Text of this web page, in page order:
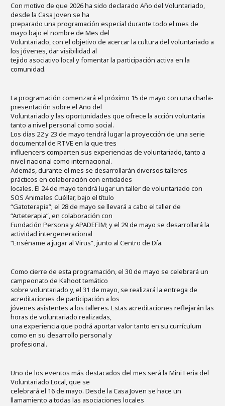
Con motivo de que 2026 ha sido declarado Año del Voluntariado,
desde la Casa Joven se ha
preparado una programación especial durante todo el mes de
mayo bajo el nombre de Mes del
Voluntariado, con el objetivo de acercar la cultura del voluntariado a
los jóvenes, dar visibilidad al
tejido asociativo local y fomentar la participación activa en la
comunidad.
La programación comenzará el próximo 15 de mayo con una charla-
presentación sobre el Año del
Voluntariado y las oportunidades que ofrece la acción voluntaria
tanto a nivel personal como social.
Los días 22 y 23 de mayo tendrá lugar la proyección de una serie
documental de RTVE en la que tres
influencers comparten sus experiencias de voluntariado, tanto a
nivel nacional como internacional.
Además, durante el mes se desarrollarán diversos talleres
prácticos en colaboración con entidades
locales. El 24 de mayo tendrá lugar un taller de voluntariado con
SOS Animales Cuéllar, bajo el título
“Gatoterapia”; el 28 de mayo se llevará a cabo el taller de
“Arteterapia”, en colaboración con
Fundación Persona y APADEFIM; y el 29 de mayo se desarrollará la
actividad intergeneracional
“Enséñame a jugar al Virus”, junto al Centro de Día.
Como cierre de esta programación, el 30 de mayo se celebrará un
campeonato de Kahoot temático
sobre voluntariado y, el 31 de mayo, se realizará la entrega de
acreditaciones de participación a los
jóvenes asistentes a los talleres. Estas acreditaciones reflejarán las
horas de voluntariado realizadas,
una experiencia que podrá aportar valor tanto en su currículum
como en su desarrollo personal y
profesional.
Uno de los eventos más destacados del mes será la Mini Feria del
Voluntariado Local, que se
celebrará el 16 de mayo. Desde la Casa Joven se hace un
llamamiento a todas las asociaciones locales